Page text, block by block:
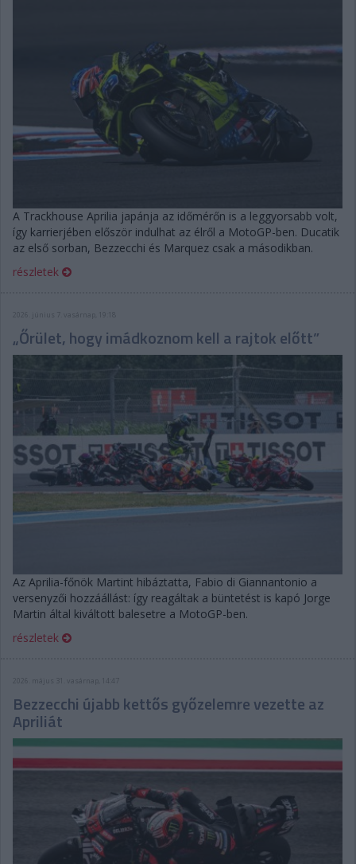
A Trackhouse Aprilia japánja az időmérőn is a leggyorsabb volt,
így karrierjében először indulhat az élről a MotoGP-ben. Ducatik
az első sorban, Bezzecchi és Marquez csak a másodikban.
részletek
2026. június 7. vasárnap, 19:18
„Őrület, hogy imádkoznom kell a rajtok előtt”
Az Aprilia-főnök Martint hibáztatta, Fabio di Giannantonio a
versenyzői hozzáállást: így reagáltak a büntetést is kapó Jorge
Martin által kiváltott balesetre a MotoGP-ben.
részletek
2026. május 31. vasárnap, 14:47
Bezzecchi újabb kettős győzelemre vezette az
Apriliát